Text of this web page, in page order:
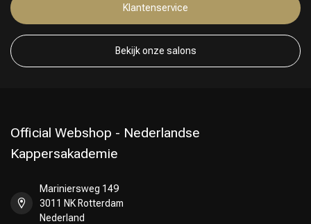
Omvorming
Klantenservice
Bekijk onze salons
Official Webshop - Nederlandse
Kappersakademie
Mariniersweg 149
3011 NK Rotterdam
Nederland